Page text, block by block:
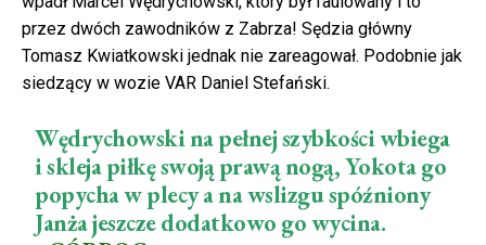
przez dwóch zawodników z Zabrza! Sędzia główny
Tomasz Kwiatkowski jednak nie zareagował. Podobnie jak
siedzący w wozie VAR Daniel Stefański.
Wędrychowski na pełnej szybkości wbiega
i skleja piłkę swoją prawą nogą, Yokota go
popycha w plecy a na wslizgu spóźniony
Janża jeszcze dodatkowo go wycina.